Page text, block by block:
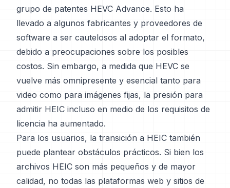
grupo de patentes HEVC Advance. Esto ha
llevado a algunos fabricantes y proveedores de
software a ser cautelosos al adoptar el formato,
debido a preocupaciones sobre los posibles
costos. Sin embargo, a medida que HEVC se
vuelve más omnipresente y esencial tanto para
video como para imágenes fijas, la presión para
admitir HEIC incluso en medio de los requisitos de
licencia ha aumentado.
Para los usuarios, la transición a HEIC también
puede plantear obstáculos prácticos. Si bien los
archivos HEIC son más pequeños y de mayor
calidad, no todas las plataformas web y sitios de